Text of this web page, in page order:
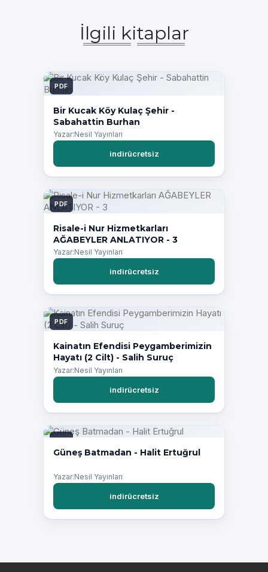
İlgili kitaplar
PDF
Bir Kucak Köy Kulaç Şehir -
Sabahattin Burhan
Yazar:Nesil Yayınları
indirücretsiz
PDF
Risale-i Nur Hizmetkarları
AĞABEYLER ANLATIYOR - 3
Yazar:Nesil Yayınları
indirücretsiz
PDF
Kainatın Efendisi Peygamberimizin
Hayatı (2 Cilt) - Salih Suruç
Yazar:Nesil Yayınları
indirücretsiz
PDF
Güneş Batmadan - Halit Ertuğrul
Yazar:Nesil Yayınları
indirücretsiz